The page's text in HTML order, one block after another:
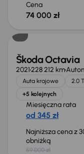
Cena
74 000 zł
Škoda Octavia
2021228 212 km
Auta krajowe 2.0
+5 kolejnych
Miesięczna rata
od 345 zł
Najniższa cena z
obniżką
59 000 zł